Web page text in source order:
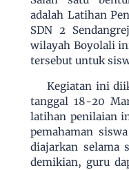
adalah Latihan
SDN 2
wilayah Boyolali
tersebut untuk
Kegiatan ini
tanggal 18-20
latihan penilaian
pemahaman
diajarkan selama
demikian, guru